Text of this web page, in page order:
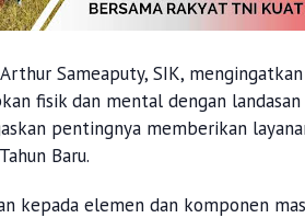
Sameaputy, SIK,
fisik dan mental dengan
pentingnya memberikan
Baru.
kepada elemen dan komponen